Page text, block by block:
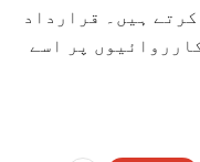
ہیں۔ قرارداد
پر اسے